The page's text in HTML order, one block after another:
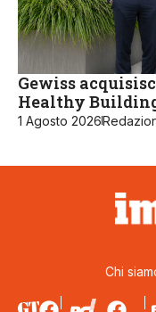
Gewiss
Healthy
1 Agosto 2026
Chi